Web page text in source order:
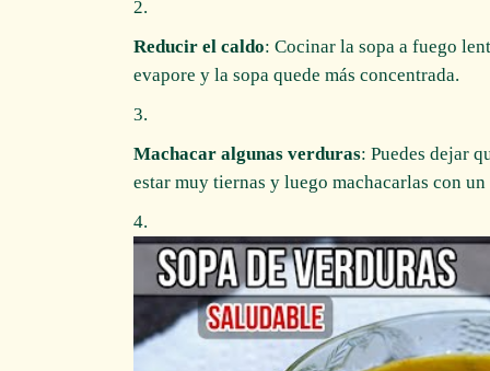
Reducir el caldo: Cocinar la sopa a fuego
evapore y la sopa quede más concentrada.
Machacar algunas verduras: Puedes dejar
estar muy tiernas y luego machacarlas con